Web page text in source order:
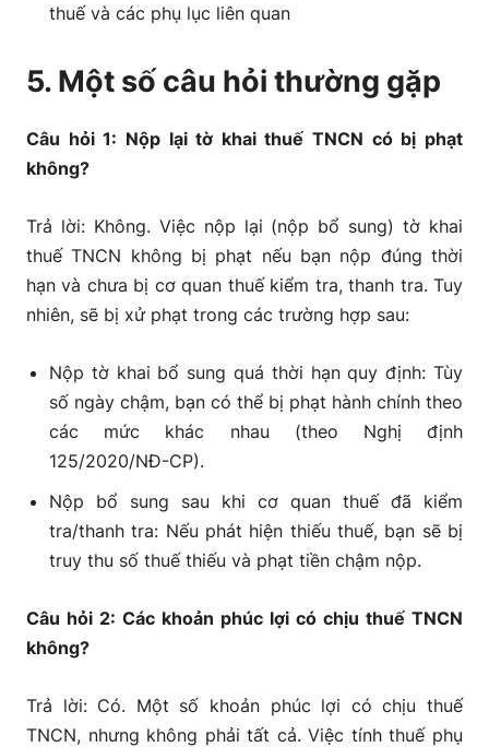
thuế và các phụ lục liên quan
5. Một số câu hỏi thường gặp
Câu hỏi 1: Nộp lại tờ khai thuế TNCN có bị phạt
không?
Trả lời: Không. Việc nộp lại (nộp bổ sung) tờ khai
thuế TNCN không bị phạt nếu bạn nộp đúng thời
hạn và chưa bị cơ quan thuế kiểm tra, thanh tra. Tuy
nhiên, sẽ bị xử phạt trong các trường hợp sau:
Nộp tờ khai bổ sung quá thời hạn quy định: Tùy
số ngày chậm, bạn có thể bị phạt hành chính theo
các mức khác nhau (theo Nghị định
125/2020/NĐ-CP).
Nộp bổ sung sau khi cơ quan thuế đã kiểm
tra/thanh tra: Nếu phát hiện thiếu thuế, bạn sẽ bị
truy thu số thuế thiếu và phạt tiền chậm nộp.
Câu hỏi 2: Các khoản phúc lợi có chịu thuế TNCN
không?
Trả lời: Có. Một số khoản phúc lợi có chịu thuế
TNCN, nhưng không phải tất cả. Việc tính thuế phụ